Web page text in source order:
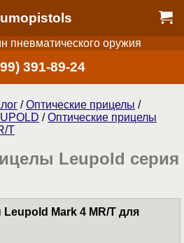
пневматического оружия
391-89-24
/Оптические прицелы /
/Оптические прицелы
T
Leupold серия
Mark 4 MR/T для